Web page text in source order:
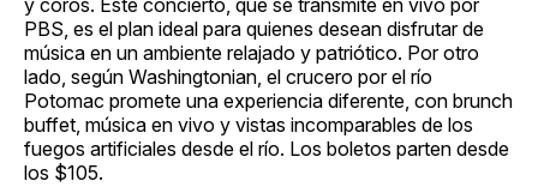
y coros. Este concierto, que se transmite en vivo por
PBS, es el plan ideal para quienes desean disfrutar de
música en un ambiente relajado y patriótico. Por otro
lado, según Washingtonian, el crucero por el río
Potomac promete una experiencia diferente, con brunch
buffet, música en vivo y vistas incomparables de los
fuegos artificiales desde el río. Los boletos parten desde
los $105.